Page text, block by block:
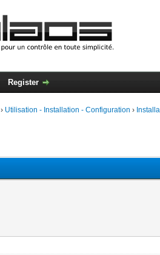
Register
› Utilisation - Installation - Configuration ›